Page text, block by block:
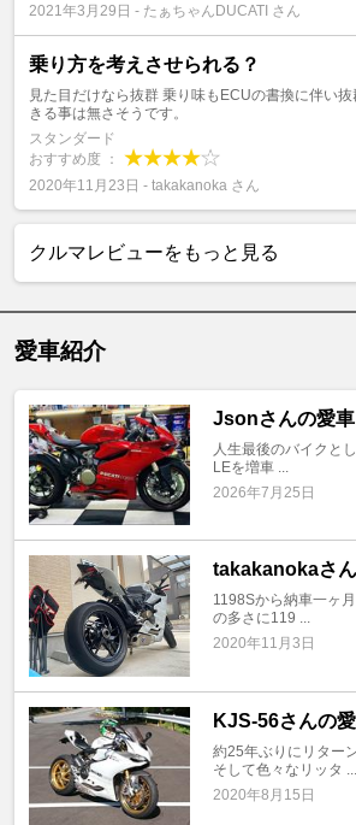
2021年3月29日 - たぁちゃんDUCATI さん
乗り方を考えさせられる？
見た目だけなら抜群 乗り味もECUの書換に伴い
きる事は無さそうです。
スタンダード
おすすめ度 ：
2020年11月23日 - takakanoka さん
クルマレビューをもっと見る
愛車紹介
Jsonさんの愛車
人生最後のバイクと
LEを増車 ...
2026年7月25日
takakanokaさ
1198Sから納車一ヶ
の多さに119 ...
2020年11月3日
KJS-56さんの
約25年ぶりにリター
そして色々なリッタ ...
2020年8月15日